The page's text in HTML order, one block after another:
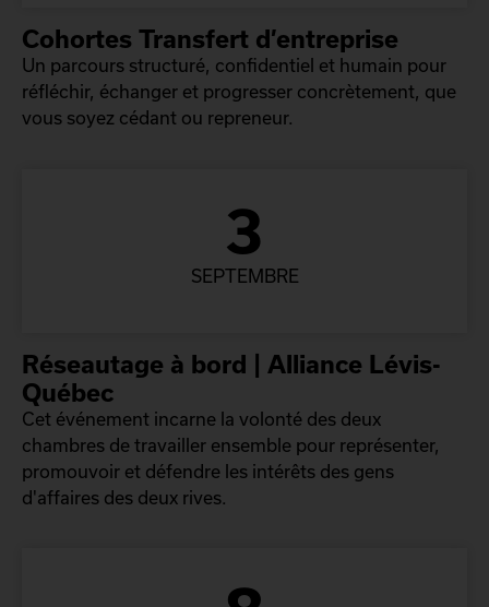
Cohortes Transfert d’entreprise
Un parcours structuré, confidentiel et humain pour
réfléchir, échanger et progresser concrètement, que
vous soyez cédant ou repreneur.
3
SEPTEMBRE
Réseautage à bord | Alliance Lévis-
Québec
Cet événement incarne la volonté des deux
chambres de travailler ensemble pour représenter,
promouvoir et défendre les intérêts des gens
d'affaires des deux rives.